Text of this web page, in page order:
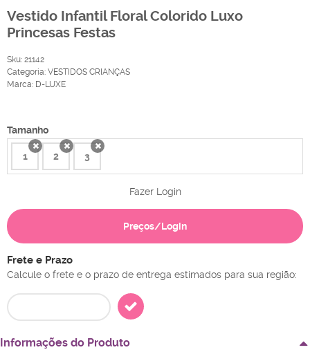
Vestido Infantil Floral Colorido Luxo
Princesas Festas
Sku: 21142
Categoria: VESTIDOS CRIANÇAS
Marca: D-LUXE
Tamanho
1 2 3
Fazer Login
Preços/Login
Frete e Prazo
Calcule o frete e o prazo de entrega estimados para sua região:
Informações do Produto